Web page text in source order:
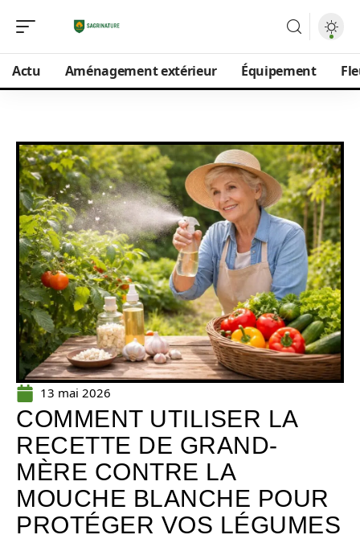
Actu Aménagement extérieur Équipement
13 mai 2026
COMMENT UTILISER LA
RECETTE DE GRAND-
MÈRE CONTRE LA
MOUCHE BLANCHE POUR
PROTÉGER VOS LÉGUMES